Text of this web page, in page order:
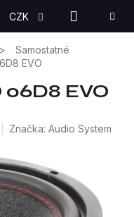
CZK
KOŠÍK
Samostatné
EVO
EVO
Značka:Audio System